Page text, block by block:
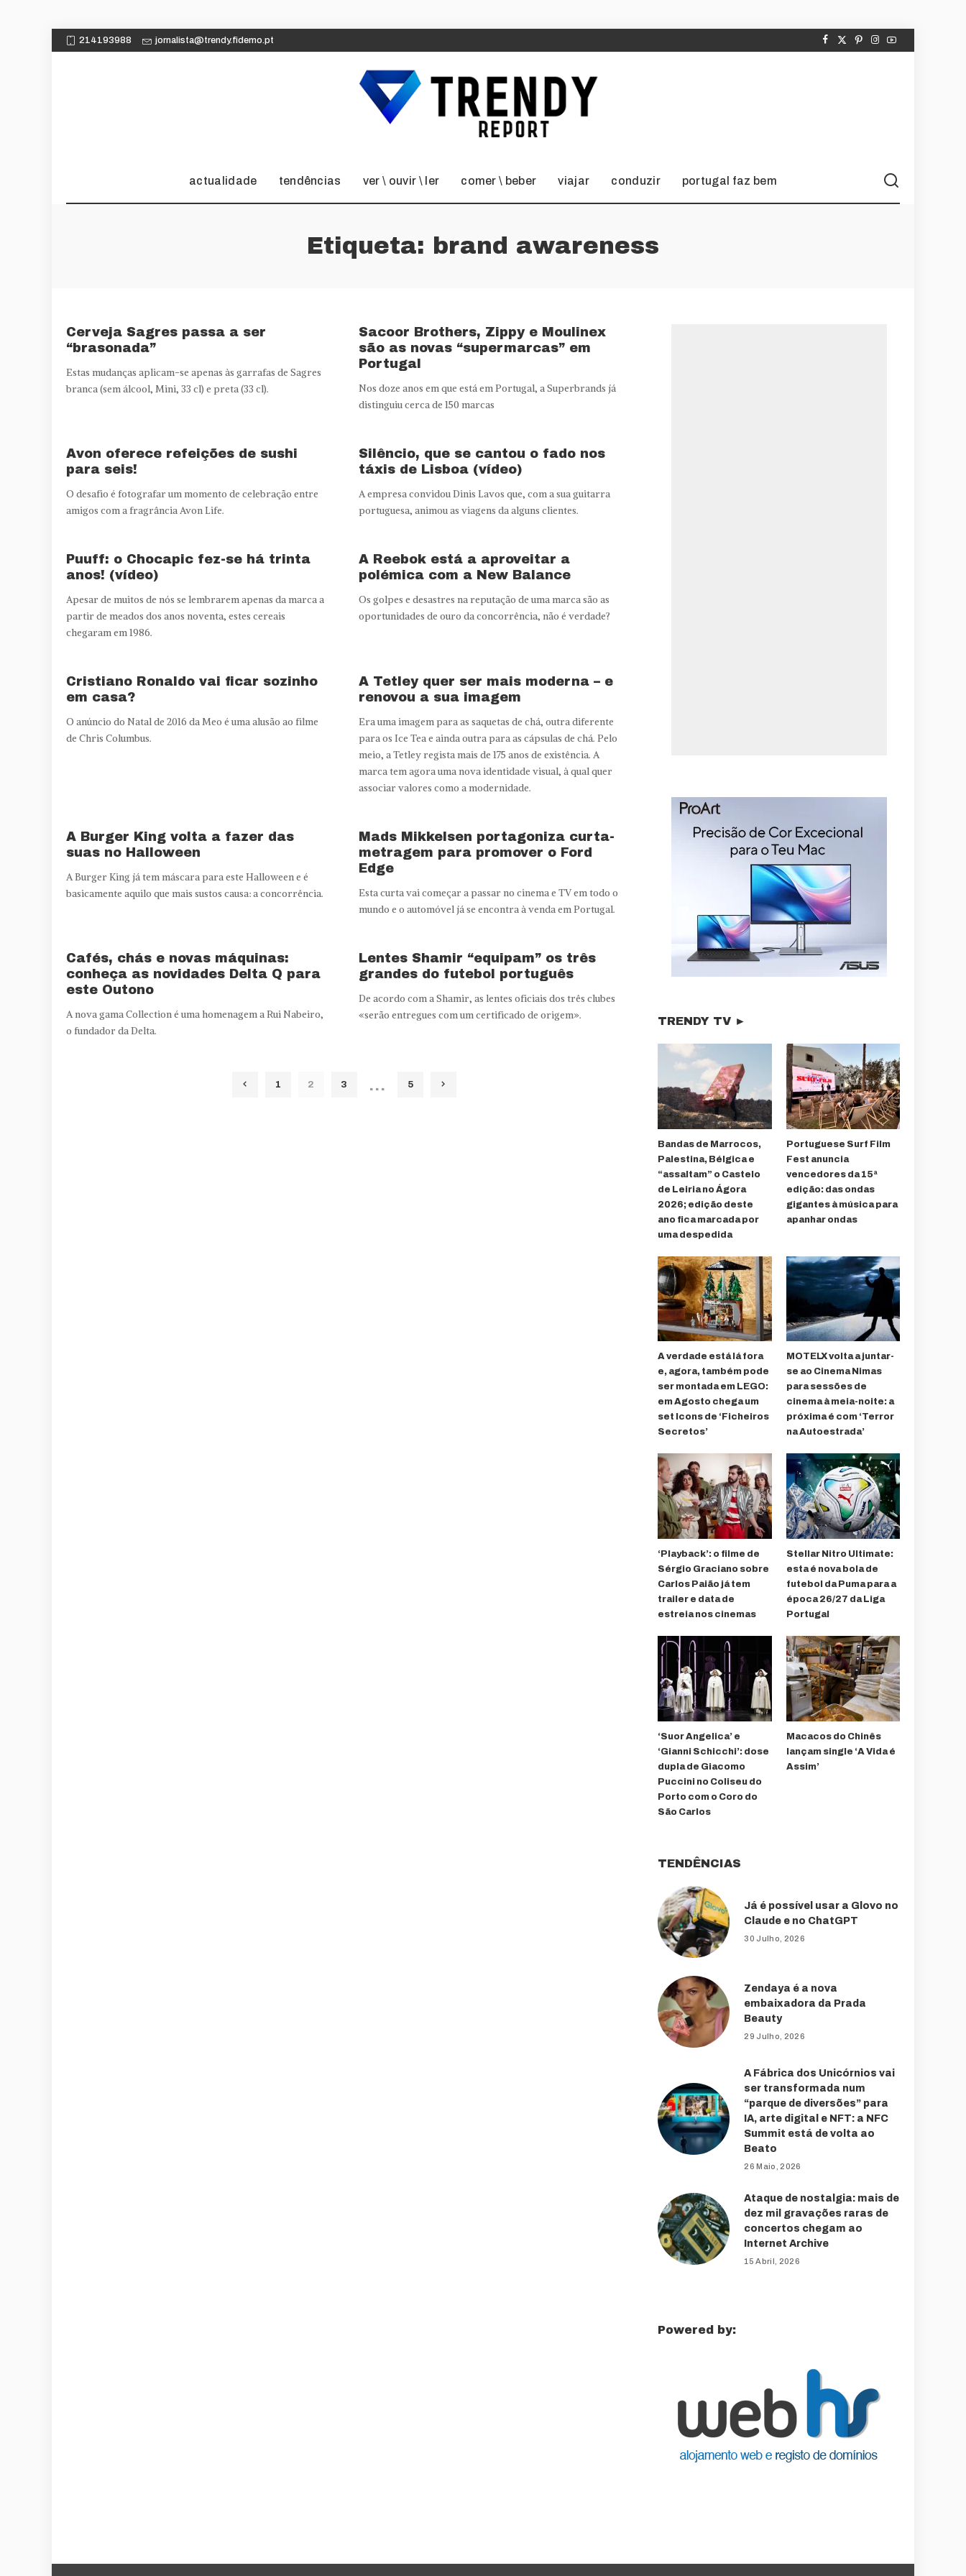
214193988 jornalista@trendy.fidemo.pt
actualidade tendências ver \ ouvir \ ler comer \ beber viajar conduzir portugal faz bem
Etiqueta: brand awareness
Cerveja Sagres passa a ser
“brasonada”
Estas mudanças aplicam-se apenas às garrafas de Sagres
branca (sem álcool, Mini, 33 cl) e preta (33 cl).
Sacoor Brothers, Zippy e Moulinex
são as novas “supermarcas” em
Portugal
Nos doze anos em que está em Portugal, a Superbrands já
distinguiu cerca de 150 marcas
Avon oferece refeições de sushi
para seis!
O desafio é fotografar um momento de celebração entre
amigos com a fragrância Avon Life.
Silêncio, que se cantou o fado nos
táxis de Lisboa (vídeo)
A empresa convidou Dinis Lavos que, com a sua guitarra
portuguesa, animou as viagens da alguns clientes.
Puuff: o Chocapic fez-se há trinta
anos! (vídeo)
Apesar de muitos de nós se lembrarem apenas da marca a
partir de meados dos anos noventa, estes cereais
chegaram em 1986.
A Reebok está a aproveitar a
polémica com a New Balance
Os golpes e desastres na reputação de uma marca são as
oportunidades de ouro da concorrência, não é verdade?
Cristiano Ronaldo vai ficar sozinho
em casa?
O anúncio do Natal de 2016 da Meo é uma alusão ao filme
de Chris Columbus.
A Tetley quer ser mais moderna – e
renovou a sua imagem
Era uma imagem para as saquetas de chá, outra diferente
para os Ice Tea e ainda outra para as cápsulas de chá. Pelo
meio, a Tetley regista mais de 175 anos de existência. A
marca tem agora uma nova identidade visual, à qual quer
associar valores como a modernidade.
A Burger King volta a fazer das
suas no Halloween
A Burger King já tem máscara para este Halloween e é
basicamente aquilo que mais sustos causa: a concorrência.
Mads Mikkelsen portagoniza curta-
metragem para promover o Ford
Edge
Esta curta vai começar a passar no cinema e TV em todo o
mundo e o automóvel já se encontra à venda em Portugal.
Cafés, chás e novas máquinas:
conheça as novidades Delta Q para
este Outono
A nova gama Collection é uma homenagem a Rui Nabeiro,
o fundador da Delta.
Lentes Shamir “equipam” os três
grandes do futebol português
De acordo com a Shamir, as lentes oficiais dos três clubes
«serão entregues com um certificado de origem».
1 2 3 … 5
TRENDY TV ►
Bandas de Marrocos,
Palestina, Bélgica e
“assaltam” o Castelo
de Leiria no Ágora
2026; edição deste
ano fica marcada por
uma despedida
Portuguese Surf Film
Fest anuncia
vencedores da 15ª
edição: das ondas
gigantes à música para
apanhar ondas
A verdade está lá fora
e, agora, também pode
ser montada em LEGO:
em Agosto chega um
set Icons de ‘Ficheiros
Secretos’
MOTELX volta a juntar-
se ao Cinema Nimas
para sessões de
cinema à meia-noite: a
próxima é com ‘Terror
na Autoestrada’
‘Playback’: o filme de
Sérgio Graciano sobre
Carlos Paião já tem
trailer e data de
estreia nos cinemas
Stellar Nitro Ultimate:
esta é nova bola de
futebol da Puma para a
época 26/27 da Liga
Portugal
‘Suor Angelica’ e
‘Gianni Schicchi’: dose
dupla de Giacomo
Puccini no Coliseu do
Porto com o Coro do
São Carlos
Macacos do Chinês
lançam single ‘A Vida é
Assim’
TENDÊNCIAS
Já é possível usar a Glovo no
Claude e no ChatGPT
30 Julho, 2026
Zendaya é a nova
embaixadora da Prada
Beauty
29 Julho, 2026
A Fábrica dos Unicórnios vai
ser transformada num
“parque de diversões” para
IA, arte digital e NFT: a NFC
Summit está de volta ao
Beato
26 Maio, 2026
Ataque de nostalgia: mais de
dez mil gravações raras de
concertos chegam ao
Internet Archive
15 Abril, 2026
Powered by: